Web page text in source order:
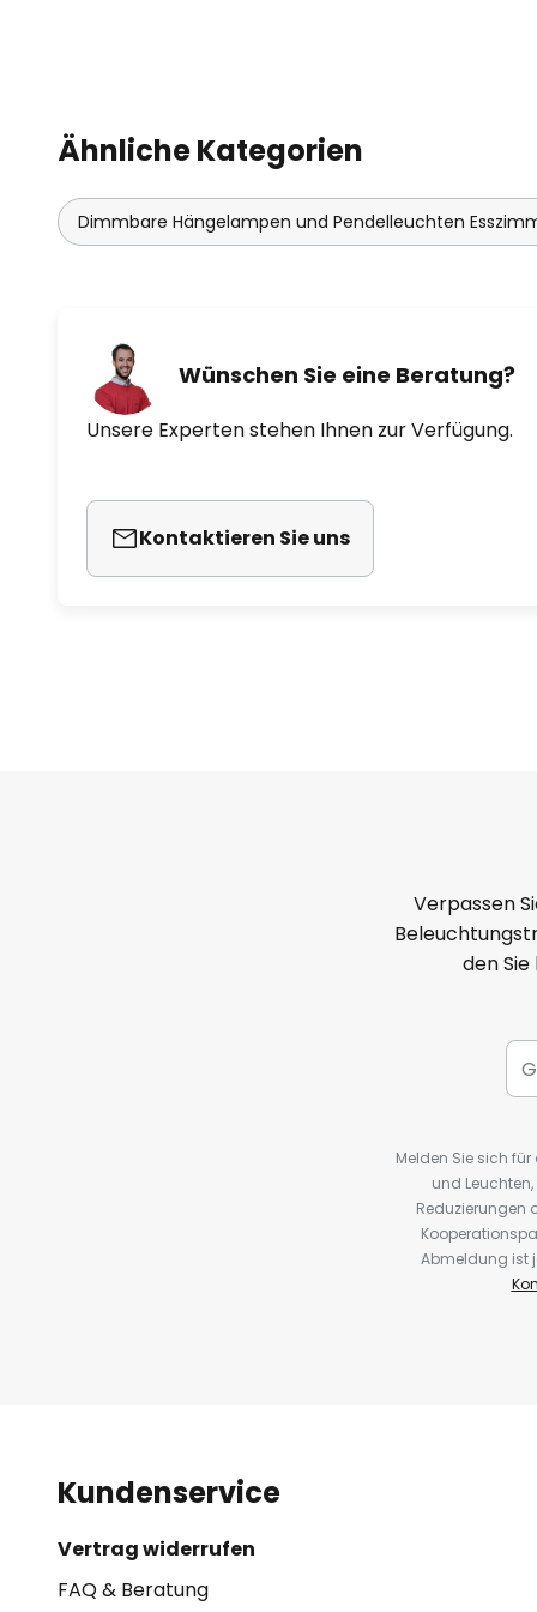
Ähnliche Kategorien
Dimmbare Hängelampen und Pendelleuchten
Wünschen Sie eine Beratung?
Unsere Experten stehen Ihnen zur Verfügung.
Kontaktieren Sie uns
Verpassen
den
Melden Sie sich
und
Reduzierungen
Abmeldung ist
Kundenservice
Vertrag widerrufen
FAQ & Beratung